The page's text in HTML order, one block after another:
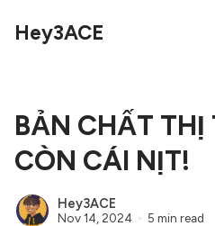
Hey3ACE
BẢN CHẤT
CÒN CÁI NỊT!
Hey3ACE
Nov 14, 2024 5 min read